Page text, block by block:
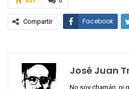
Compartir Facebook
José Juan
No soy chamán, ni